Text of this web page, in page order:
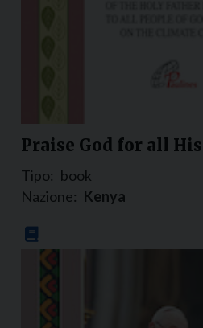
Praise God for all
Tipo: book
Nazione: Kenya